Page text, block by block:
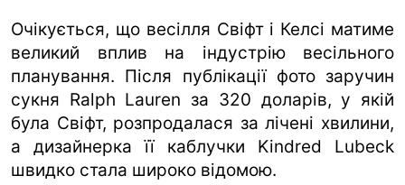
Очікується, що весілля Свіфт і Келсі матиме
великий вплив на індустрію весільного
планування. Після публікації фото заручин
сукня Ralph Lauren за 320 доларів, у якій
була Свіфт, розпродалася за лічені хвилини,
а дизайнерка її каблучки Kindred Lubeck
швидко стала широко відомою.